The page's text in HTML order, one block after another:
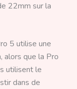
22mm sur la
5 utilise une
alors que la Pro
utilisent le
dans de